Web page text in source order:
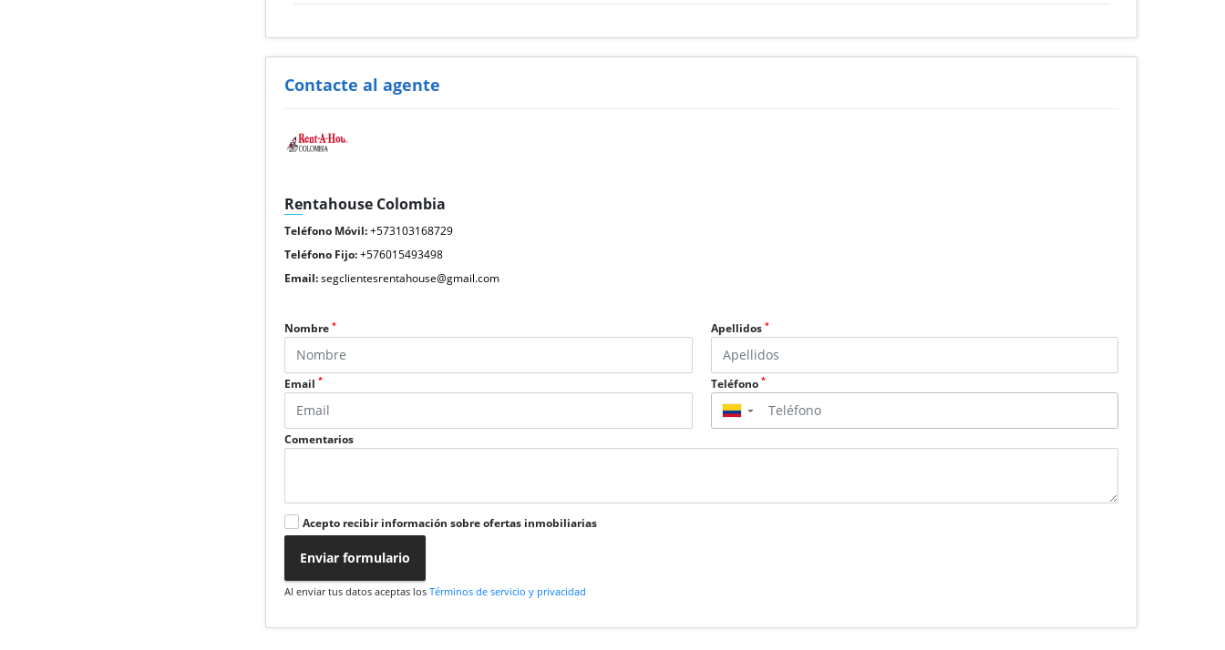
Contacte al agente
Rentahouse Colombia
Teléfono Móvil:+573103168729
Teléfono Fijo:+576015493498
Email:segclientesrentahouse@gmail.com
Nombre* Apellidos *
Email* Teléfono *
▼
Comentarios
Acepto recibir información sobre ofertas inmobiliarias
Enviar formulario
Al enviar tus datos aceptas losTérminos de servicio y privacidad